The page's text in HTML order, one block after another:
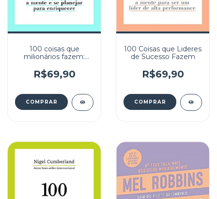
100 coisas que
milionários fazem:
mente e se planejar
para enriquecer
R$69,90
100 Coisas que Lideres
de Sucesso Fazem
R$69,90